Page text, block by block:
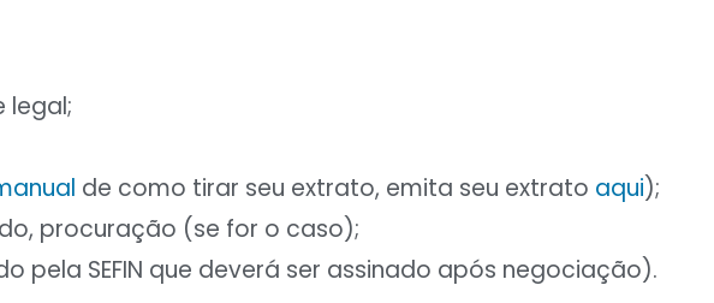
legal;
de como tirar seu extrato, emita seu extrato aqui);
procuração (se for o caso);
pela SEFIN que deverá ser assinado após negociação).